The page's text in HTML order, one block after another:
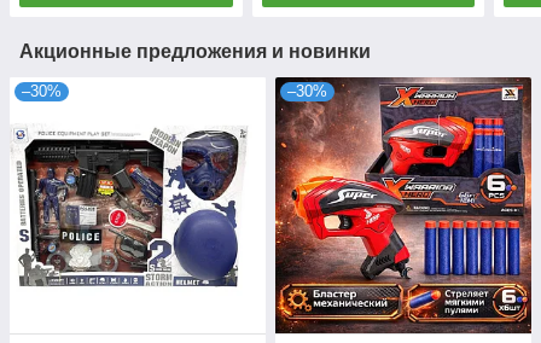
Акционные предложения и новинки
–30% –30%